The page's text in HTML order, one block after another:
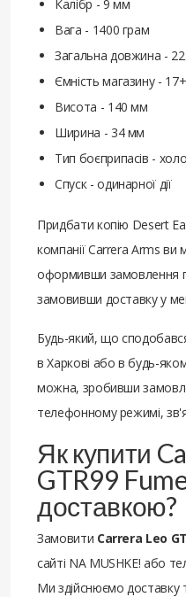
Калібр - 9 мм
Вага - 1400 грам
Загальна довжина -
Ємність магазину -
Висота - 140 мм
Ширина - 34 мм
Тип боєприпасів -
Спуск - одинарної дії
Придбати копію Desert
компанії Carrera Arms
оформивши замовлення
замовивши доставку у
Будь-який, що
в Харкові або в будь-
можна, зробивши
телефонному режимі,
Як купити
GTR99
доставкою?
Замовити Carrera Leo
сайті NA MUSHKE! або
Ми здійснюємо доставку